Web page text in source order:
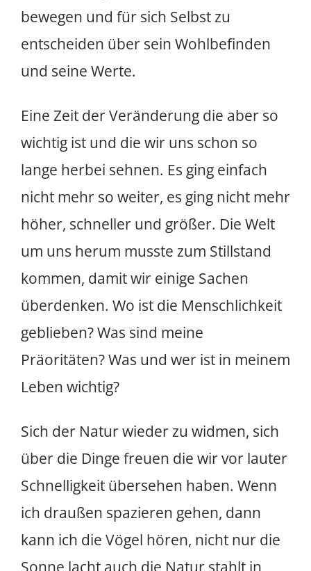
bewegen und für sich Selbst zu
entscheiden über sein Wohlbefinden
und seine Werte.
Eine Zeit der Veränderung die aber so
wichtig ist und die wir uns schon so
lange herbei sehnen. Es ging einfach
nicht mehr so weiter, es ging nicht mehr
höher, schneller und größer. Die Welt
um uns herum musste zum Stillstand
kommen, damit wir einige Sachen
überdenken. Wo ist die Menschlichkeit
geblieben? Was sind meine
Präoritäten? Was und wer ist in meinem
Leben wichtig?
Sich der Natur wieder zu widmen, sich
über die Dinge freuen die wir vor lauter
Schnelligkeit übersehen haben. Wenn
ich draußen spazieren gehen, dann
kann ich die Vögel hören, nicht nur die
Sonne lacht auch die Natur stahlt in